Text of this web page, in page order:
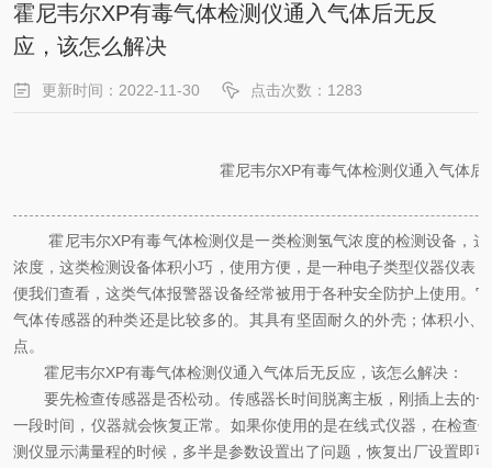
霍尼韦尔XP有毒气体检测仪通入气体后无反
应，该怎么解决
更新时间：2022-11-30 点击次数：1283
霍尼韦尔XP有毒气体检测仪通入气体后
霍尼韦尔XP有毒气体检测仪是一类检测氢气浓度的检测设备，这
浓度，这类检测设备体积小巧，使用方便，是一种电子类型仪器仪表
便我们查看，这类气体报警器设备经常被用于各种安全防护上使用。
气体传感器的种类还是比较多的。其具有坚固耐久的外壳；体积小
点。
霍尼韦尔XP有毒气体检测仪通入气体后无反应，该怎么解决：
要先检查传感器是否松动。传感器长时间脱离主板，刚插上去的
一段时间，仪器就会恢复正常。如果你使用的是在线式仪器，在检查
测仪显示满量程的时候，多半是参数设置出了问题，恢复出厂设置即